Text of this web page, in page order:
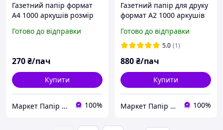
Газетний папір формат
А4 1000 аркушів розмір
Словенія
Готово до відправки
270₴/пач
Купити
Маркет Папір та Іграшки 100%
Газетний папір для друку
формат А2 1000 аркушів
Готово до відправки
5.0 (1)
880₴/пач
Купити
Маркет Папір та Іграшки 100%